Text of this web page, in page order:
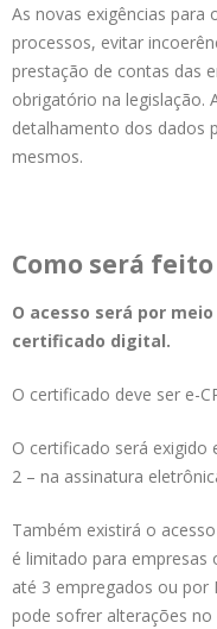
As novas exigências para
processos, evitar
prestação de contas das
obrigatório na legislação.
detalhamento dos dados
mesmos.
Como será feito
O acesso será por
certificado digital.
O certificado deve ser e-
O certificado será
2 – na assinatura
Também existirá o
é limitado para empresas
até 3 empregados ou por
pode sofrer alterações